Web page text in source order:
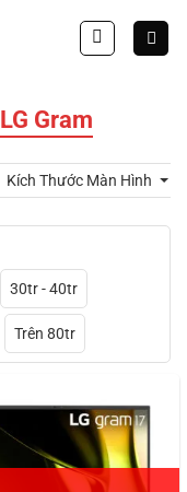
LG Gram
Kích Thước Màn Hình
30tr - 40tr
Trên 80tr